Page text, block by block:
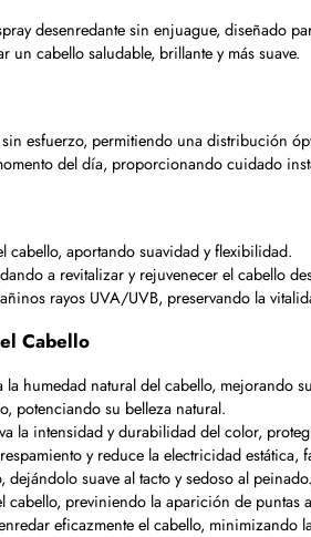
desenredante sin enjuague,
cabello saludable, brillante y más suave.
esfuerzo, permitiendo una distribución
del día, proporcionando cuidado
cabello, aportando suavidad y flexibilidad.
a revitalizar y rejuvenecer el cabello
rayos UVA/UVB, preservando la
Cabello
la humedad natural del cabello, mejorando
potenciando su belleza natural.
la intensidad y durabilidad del color,
y reduce la electricidad
dejándolo suave al tacto y sedoso al peinado.
cabello, previniendo la aparición de puntas
eficazmente el cabello, minimizando